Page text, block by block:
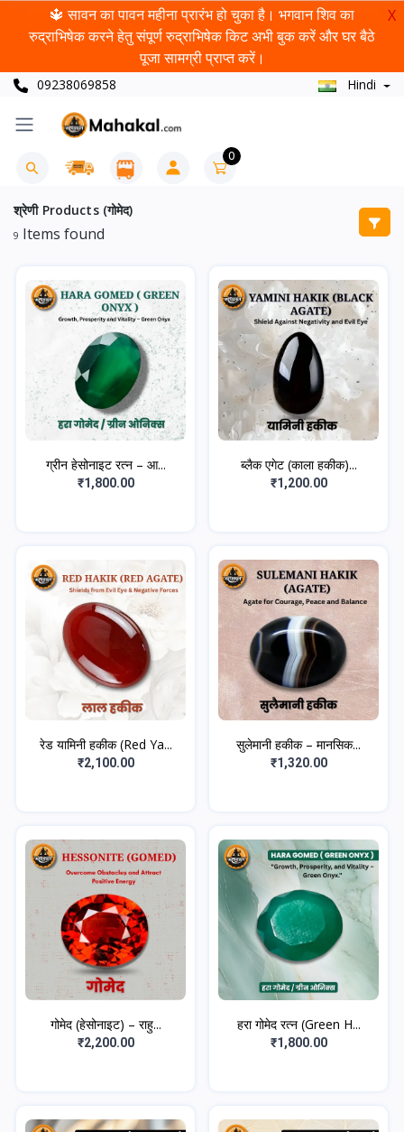
🔱 सावन का पावन महीना प्रारंभ हो चुका है। भगवान शिव का
रुद्राभिषेक करने हेतु संपूर्ण रुद्राभिषेक किट अभी बुक करें और घर बैठे
पूजा सामग्री प्राप्त करें।
X
09238069858 Hindi
0
श्रेणी Products (गोमेद)
9 Items found
ग्रीन हेसोनाइट रत्न – आ...
₹1,800.00
ब्लैक एगेट (काला हकीक)...
₹1,200.00
रेड यामिनी हकीक (Red Ya...
₹2,100.00
सुलेमानी हकीक – मानसिक...
₹1,320.00
गोमेद (हेसोनाइट) – राहु...
₹2,200.00
हरा गोमेद रत्न (Green H...
₹1,800.00